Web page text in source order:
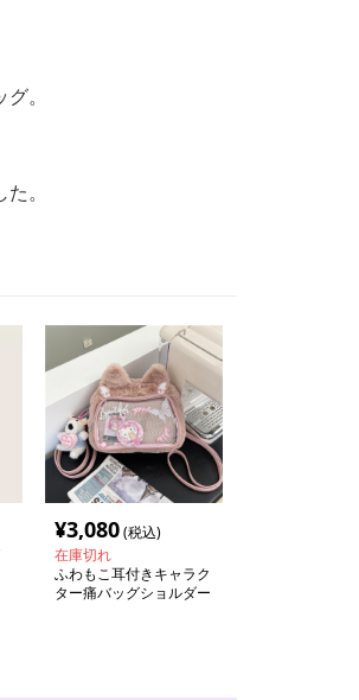
。
。
¥3,080(税込)
在庫切れ
ふわもこ耳付きキャラク
ター痛バッグショルダー